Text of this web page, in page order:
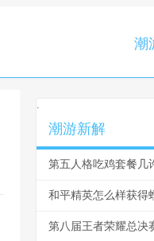
潮
.
潮游新解
第五人格吃鸡套餐几
和平精英怎么样获得